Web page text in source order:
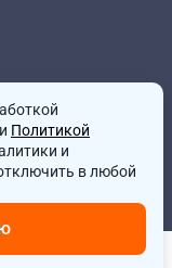
Политикой
и
в любой